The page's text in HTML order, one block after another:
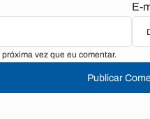
E-
vez que eu comentar.
Publicar